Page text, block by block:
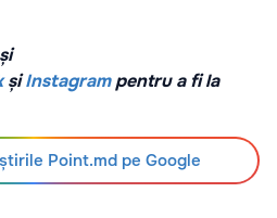
șiInstagrampentru a fi la
Point.md pe Google